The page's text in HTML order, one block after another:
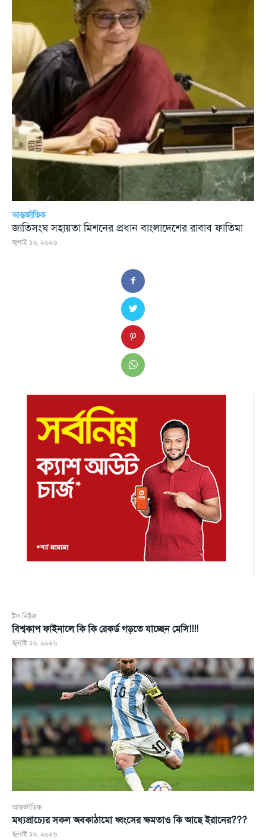
টপ নিউজ
বিশ্বকাপ ফাইনালে কি কি রেকর্ড গড়তে যাচ্ছেন মেসি!!!!
জুলাই ১৬, ২০২৬
আন্তর্জাতিক
মধ্যপ্রাচ্যের সকল অবকাঠামো ধ্বংসের ক্ষমতাও কি আছে ইরানের???
জুলাই ১৬, ২০২৬
আন্তর্জাতিক
জাতিসংঘ সহায়তা মিশনের প্রধান বাংলাদেশের রাবাব ফাতিমা
জুলাই ১৬, ২০২৬